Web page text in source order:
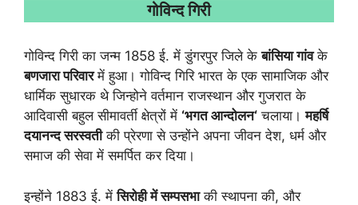
गोविन्द गिरी
गोविन्द गिरी का जन्म 1858 ई. में डुंगरपुर जिले केबांसिया गांवके
बणजारा परिवारमें हुआ। गोविन्द गिरि भारत के एक सामाजिक और
धार्मिक सुधारक थे जिन्होने वर्तमान राजस्थान और गुजरात के
आदिवासी बहुल सीमावर्ती क्षेत्रों में ‘भगत आन्दोलन‘ चलाया।महर्षि
दयानन्द सरस्वतीकी प्रेरणा से उन्होंने अपना जीवन देश, धर्म और
समाज की सेवा में समर्पित कर दिया।
इन्होंने 1883 ई. मेंसिरोही में सम्पसभाकी स्थापना की, और